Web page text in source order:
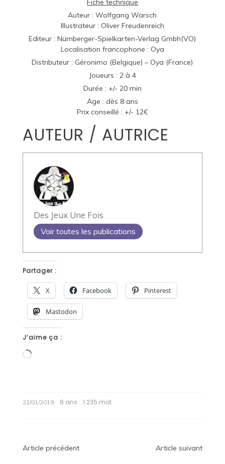
Fiche technique
Auteur : Wolfgang Warsch
Illustrateur : Oliver Freudenreich
Editeur :Nürnberger-Spielkarten-Verlag Gmbh(VO)
Localisation francophone : Oya
Distributeur : Géronimo (Belgique) – Oya (France)
Joueurs : 2 à 4
Durée : +/- 20 min
Age : dès 8 ans
Prix conseillé : +/- 12€
AUTEUR / AUTRICE
Des Jeux Une Fois
Voir toutes les publications
Partager :
X Facebook Pinterest
Mastodon
J’aime ça :
Chargement…
22/01/2019 8 ans 1 235 mot
Navigation
Article précédent Article suivant